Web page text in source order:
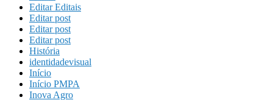
Editar Editais
Editar post
Editar post
Editar post
História
identidadevisual
Início
Início PMPA
Inova Agro